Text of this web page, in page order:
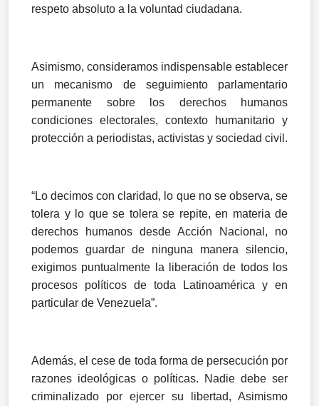
respeto absoluto a la voluntad ciudadana.
Asimismo, consideramos indispensable establecer
un mecanismo de seguimiento parlamentario
permanente sobre los derechos humanos
condiciones electorales, contexto humanitario y
protección a periodistas, activistas y sociedad civil.
“Lo decimos con claridad, lo que no se observa, se
tolera y lo que se tolera se repite, en materia de
derechos humanos desde Acción Nacional, no
podemos guardar de ninguna manera silencio,
exigimos puntualmente la liberación de todos los
procesos políticos de toda Latinoamérica y en
particular de Venezuela”.
Además, el cese de toda forma de persecución por
razones ideológicas o políticas. Nadie debe ser
criminalizado por ejercer su libertad, Asimismo